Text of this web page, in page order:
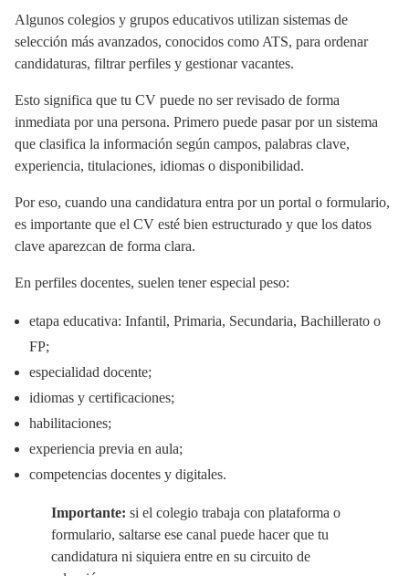
Algunos colegios y grupos educativos utilizan sistemas de
selección más avanzados, conocidos como ATS, para ordenar
candidaturas, filtrar perfiles y gestionar vacantes.
Esto significa que tu CV puede no ser revisado de forma
inmediata por una persona. Primero puede pasar por un sistema
que clasifica la información según campos, palabras clave,
experiencia, titulaciones, idiomas o disponibilidad.
Por eso, cuando una candidatura entra por un portal o formulario,
es importante que el CV esté bien estructurado y que los datos
clave aparezcan de forma clara.
En perfiles docentes, suelen tener especial peso:
etapa educativa: Infantil, Primaria, Secundaria, Bachillerato o
FP;
especialidad docente;
idiomas y certificaciones;
habilitaciones;
experiencia previa en aula;
competencias docentes y digitales.
Importante: si el colegio trabaja con plataforma o
formulario, saltarse ese canal puede hacer que tu
candidatura ni siquiera entre en su circuito de